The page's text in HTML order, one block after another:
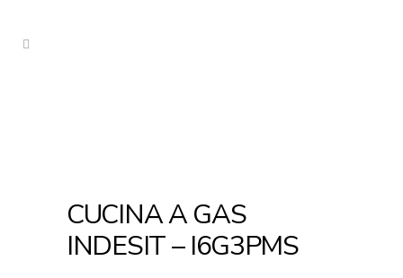
CUCINA A GAS
INDESIT – I6G3PMS